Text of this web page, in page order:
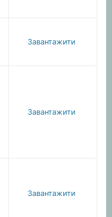
Завантажити
Завантажити
Завантажити